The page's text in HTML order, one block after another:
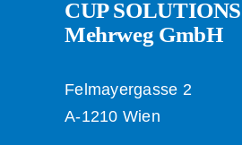
CUP SOLUTIONS
Mehrweg GmbH
Felmayergasse 2
A-1210 Wien